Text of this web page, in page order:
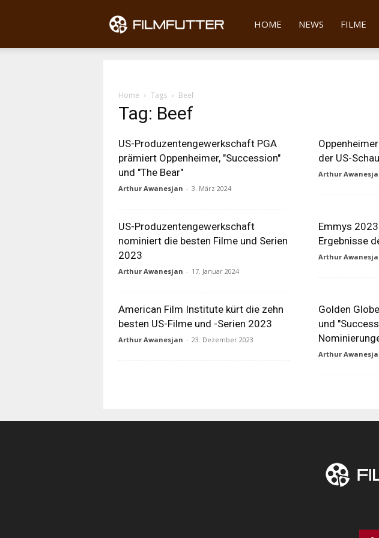
Filmfutter
HOME NEWS FILME
Home Tags Beef
Tag: Beef
US-Produzentengewerkschaft PGA
prämiert Oppenheimer, "Succession"
und "The Bear"
Arthur Awanesjan - 3. März 2024
der US-
Arthur
US-Produzentengewerkschaft
nominiert die besten Filme und Serien
2023
Arthur Awanesjan - 17. Januar 2024
Emmys
Ergebnisse
Arthur
American Film Institute kürt die zehn
besten US-Filme und -Serien 2023
Arthur Awanesjan - 23. Dezember 2023
Golden
und
Arthur